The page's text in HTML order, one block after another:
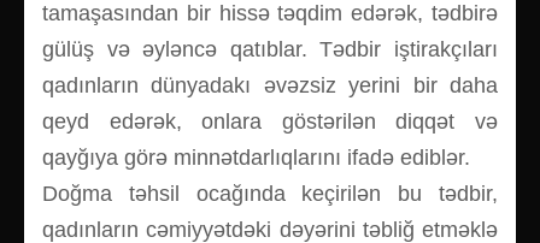
tamaşasından bir hissə təqdim edərək, tədbirə
gülüş və əyləncə qatıblar. Tədbir iştirakçıları
qadınların dünyadakı əvəzsiz yerini bir daha
qeyd edərək, onlara göstərilən diqqət və
qayğıya görə minnətdarlıqlarını ifadə ediblər.
Doğma təhsil ocağında keçirilən bu tədbir,
qadınların cəmiyyətdəki dəyərini təbliğ etməklə